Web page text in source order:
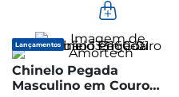
Lançamentos
Chinelo Pegada
Masculino em Couro